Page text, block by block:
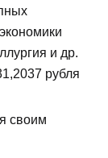
и др.
рубля
своим